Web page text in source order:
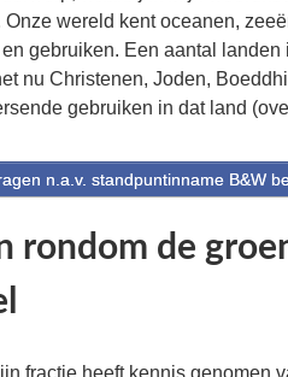
wereld kent oceanen,
gebruiken. Een aantal
nu Christenen, Joden,
gebruiken in dat land
n.a.v. standpuntinname B&W
rondom de
fractie heeft kennis genomen